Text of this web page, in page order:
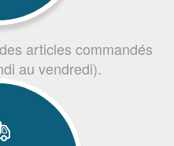
articles commandés
au vendredi).